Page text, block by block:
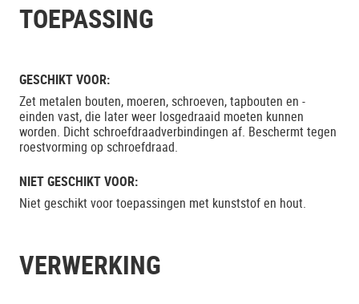
TOEPASSING
GESCHIKT VOOR:
Zet metalen bouten, moeren, schroeven, tapbouten en -
einden vast, die later weer losgedraaid moeten kunnen
worden. Dicht schroefdraadverbindingen af. Beschermt tegen
roestvorming op schroefdraad.
NIET GESCHIKT VOOR:
Niet geschikt voor toepassingen met kunststof en hout.
VERWERKING